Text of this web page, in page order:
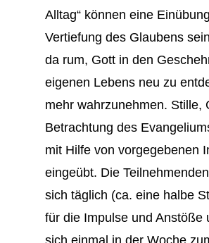
Alltag“ können eine
Vertiefung des Glaubens
da rum, Gott in den
eigenen Lebens neu zu
mehr wahrzunehmen. Stille,
Betrachtung des
mit Hilfe von vorgegebenen
eingeübt. Die
sich täglich (ca. eine halbe
für die Impulse und Anstöße
sich einmal in der Woche